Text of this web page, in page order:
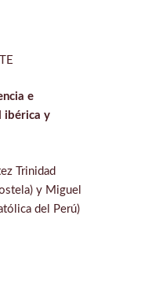
e
ibérica y
Trinidad
y Miguel
del Perú)